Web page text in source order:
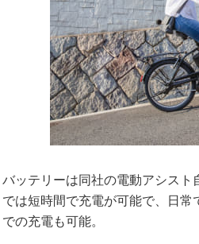
バッテリーは同社の電動アシスト
では短時間で充電が可能で、日
での充電も可能。